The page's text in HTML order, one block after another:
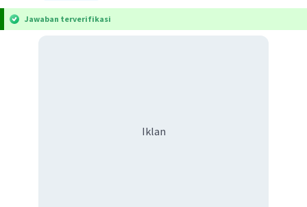
Jawaban terverifikasi
Iklan